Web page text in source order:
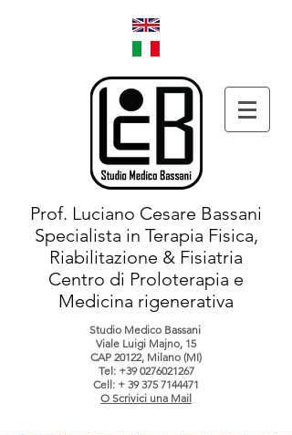
Prof. Luciano Cesare Bassani
Specialista in Terapia Fisica,
Riabilitazione & Fisiatria
Centro di Proloterapia e
Medicina rigenerativa
Studio Medico Bassani
Viale Luigi Majno, 15
CAP 20122, Milano (MI)
Tel: +39 0276021267
Cell: + 39 375 7144471
O Scrivici una Mail